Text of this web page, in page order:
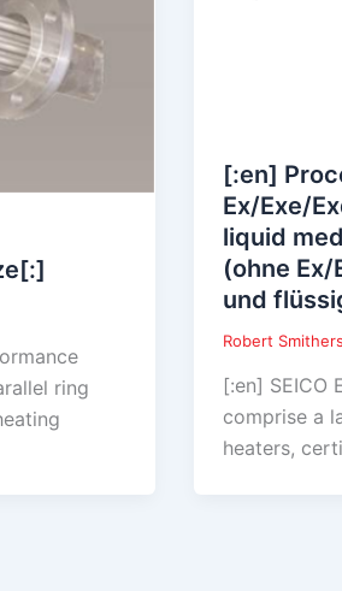
ring
[:en]
Ex/Exe/
liquid
(ohne
und
Robert Smithers
[:en] SEICO
comprise a
heaters,